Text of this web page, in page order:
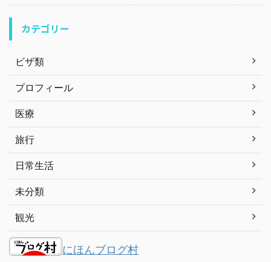
カテゴリー
ビザ類
プロフィール
医療
旅行
日常生活
未分類
観光
にほんブログ村